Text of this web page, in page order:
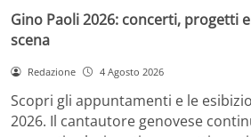
Gino Paoli 2026: concerti, progetti
scena
Redazione 4 Agosto 2026
Scopri gli appuntamenti e le
2026. Il cantautore genovese